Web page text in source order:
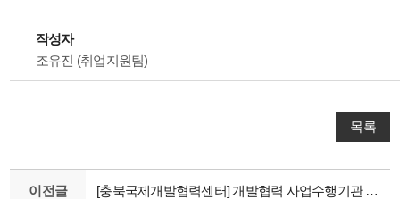
작성자
조유진 (취업지원팀)
목록
이전글 [충북국제개발협력센터] 개발협력 사업수행기관 YP 채용